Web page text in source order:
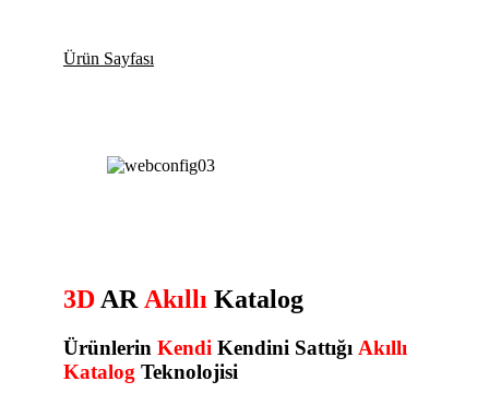
Ürün Sayfası
3DARAkıllı Katalog
Ürünlerin Kendi Kendini Sattığı Akıllı
Katalog Teknolojisi